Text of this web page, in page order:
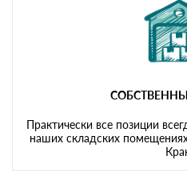
Практически все позиции
наших складских